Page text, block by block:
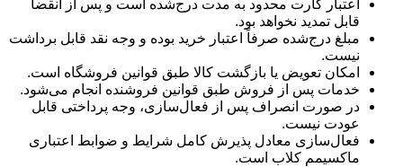
اعتبار کارت محدود به مدت درج‌شده است و پس از انقضا
قابل تمدید نخواهد بود.
مبلغ درج‌شده صرفاً اعتبار خرید بوده و وجه نقد قابل برداشت
نیست.
امکان تعویض یا بازگشت کالا طبق قوانین فروشگاه است.
خدمات پس از فروش طبق قوانین فروشنده انجام می‌شود.
در صورت انصراف پس از فعال‌سازی، وجه پرداختی قابل
عودت نیست.
فعال‌سازی معادل پذیرش کامل شرایط و ضوابط اعتباری
ماکسیمم کلاب است.